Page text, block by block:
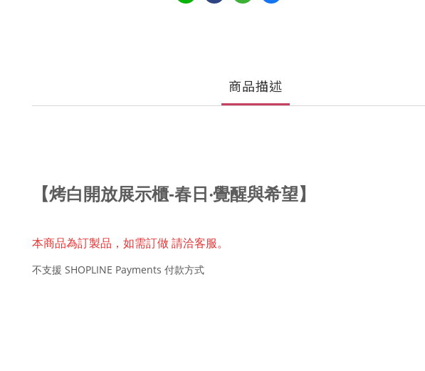
商品描述
【烤白開放展示櫃-春日‧覺醒與希望】
本商品為訂製品， 如需訂做 請洽客服。
不支援 SHOPLINE Payments 付款方式